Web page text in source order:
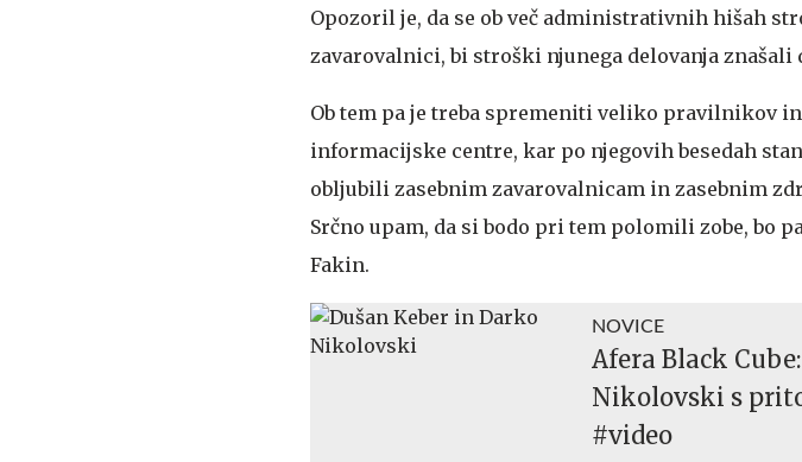
Opozoril je, da se ob več administrativnih hišah
zavarovalnici, bi stroški njunega delovanja
Ob tem pa je treba spremeniti veliko pravilnikov
informacijske centre, kar po njegovih besedah
obljubili zasebnim zavarovalnicam in zasebnim
Srčno upam, da si bodo pri tem polomili zobe, bo
Fakin.
NOVICE
Afera Black
Nikolovski s
#video